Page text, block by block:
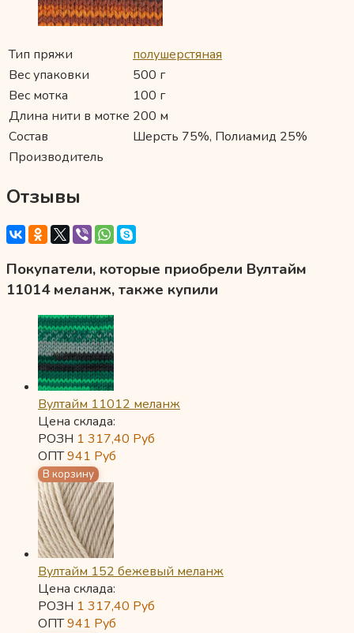
Тип пряжи
полушерстяная
Вес упаковки
500 г
Вес мотка
100 г
Длина нити в мотке 200 м
Состав
Шерсть 75%, Полиамид 25%
Производитель
Отзывы
Покупатели, которые приобрели Вултайм
11014 меланж, также купили
Вултайм 11012 меланж
Цена склада:
РОЗН 1 317,40 Руб
ОПТ941 Руб
Вултайм 152 бежевый меланж
Цена склада:
РОЗН 1 317,40 Руб
ОПТ941 Руб